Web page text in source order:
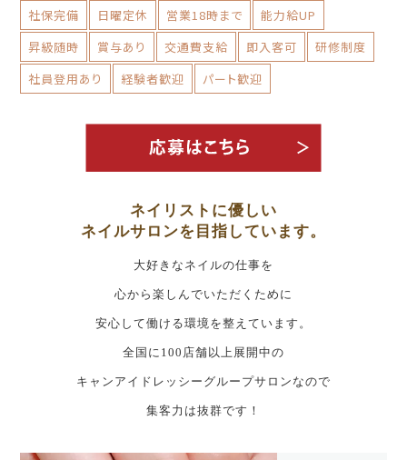
社保完備 日曜定休 営業18時まで
能力給UP
昇級随時
賞与あり 交通費支給 即入客可
研修制度
社員登用あり
経験者歓迎 パート歓迎
ネイリストに優しい
ネイルサロンを目指しています。
大好きなネイルの仕事を
心から楽しんでいただくために
安心して働ける環境を整えています。
全国に100店舗以上展開中の
キャンアイドレッシーグループサロンなので
集客力は抜群です！